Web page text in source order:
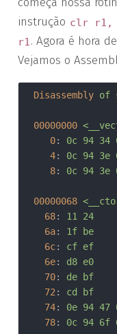
instrução clr r1,
r1 . Agora é hora
Vejamos o
Disassembly of
00000000
0
4
8
00000068
68
6a
6c
6e
70
72
74
78